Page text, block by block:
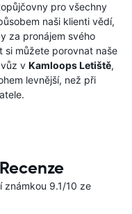
pro všechny
naši klienti vědí,
za pronájem svého
si můžete porovnat naše
v Kamloops Letiště,
levnější, než při
známkou 9.1/10 ze